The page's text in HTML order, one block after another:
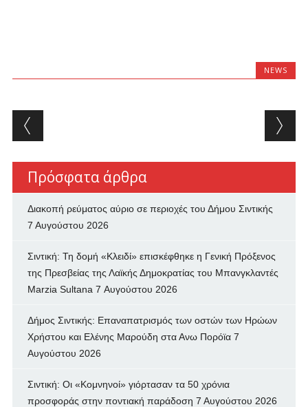
NEWS
Post navigation
Πρόσφατα άρθρα
Διακοπή ρεύματος αύριο σε περιοχές του Δήμου Σιντικής
7 Αυγούστου 2026
Σιντική: Τη δομή «Κλειδί» επισκέφθηκε η Γενική Πρόξενος
της Πρεσβείας της Λαϊκής Δημοκρατίας του Μπανγκλαντές
Marzia Sultana 7 Αυγούστου 2026
Δήμος Σιντικής: Επαναπατρισμός των oστών των Ηρώων
Χρήστου και Ελένης Μαρούδη στα Ανω Πορόϊα 7
Αυγούστου 2026
Σιντική: Οι «Κομνηνοί» γιόρτασαν τα 50 χρόνια
προσφοράς στην ποντιακή παράδοση 7 Αυγούστου 2026